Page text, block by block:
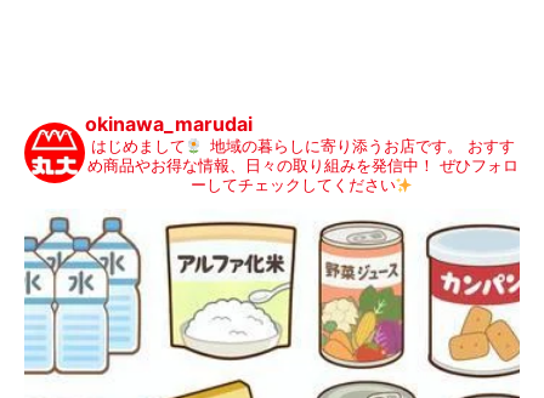
okinawa_marudai
はじめまして 地域の暮らしに寄り添うお店です。
おすす
め商品やお得な情報、日々の取り組みを発信中！ ぜひフォロ
ーしてチェックしてください